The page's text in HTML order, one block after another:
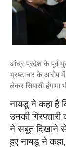
आंध्र प्रदेश के पूर्व
भ्रष्टाचार के आरोप
लेकर सियासी हंगामा
नायडू ने कहा है
उनकी
ने सबूत दिखाने से
हुए नायडू ने कहा,